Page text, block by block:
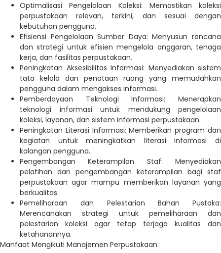
Optimalisasi Pengelolaan Koleksi: Memastikan koleksi
perpustakaan relevan, terkini, dan sesuai dengan
kebutuhan pengguna.
Efisiensi Pengelolaan Sumber Daya: Menyusun rencana
dan strategi untuk efisien mengelola anggaran, tenaga
kerja, dan fasilitas perpustakaan.
Peningkatan Aksesibilitas Informasi: Menyediakan sistem
tata kelola dan penataan ruang yang memudahkan
pengguna dalam mengakses informasi.
Pemberdayaan Teknologi Informasi: Menerapkan
teknologi informasi untuk mendukung pengelolaan
koleksi, layanan, dan sistem informasi perpustakaan.
Peningkatan Literasi Informasi: Memberikan program dan
kegiatan untuk meningkatkan literasi informasi di
kalangan pengguna.
Pengembangan Keterampilan Staf: Menyediakan
pelatihan dan pengembangan keterampilan bagi staf
perpustakaan agar mampu memberikan layanan yang
berkualitas.
Pemeliharaan dan Pelestarian Bahan Pustaka:
Merencanakan strategi untuk pemeliharaan dan
pelestarian koleksi agar tetap terjaga kualitas dan
ketahanannya.
Manfaat Mengikuti Manajemen Perpustakaan: